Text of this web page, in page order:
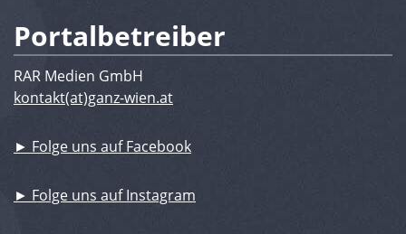
Portalbetreiber
RAR Medien GmbH
kontakt(at)ganz-wien.at
► Folge uns auf Facebook
► Folge uns auf Instagram